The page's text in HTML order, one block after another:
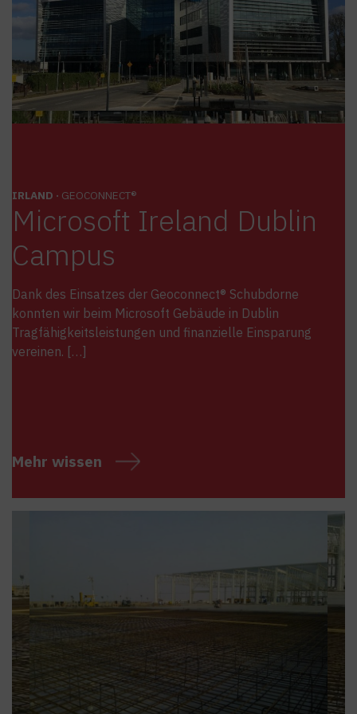
IRLAND · GEOCONNECT®
Microsoft Ireland Dublin
Campus
Dank des Einsatzes der Geoconnect® Schubdorne
konnten wir beim Microsoft Gebäude in Dublin
Tragfähigkeitsleistungen und finanzielle Einsparung
vereinen. […]
Mehr wissen